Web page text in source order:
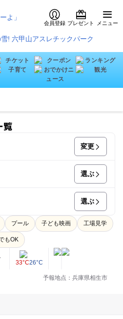
会員登録 プレゼント メニュー
覧
変更
選ぶ
選ぶ
プール 子ども映画 工場見学
もOK
33°C26°C
予報地点：兵庫県相生市